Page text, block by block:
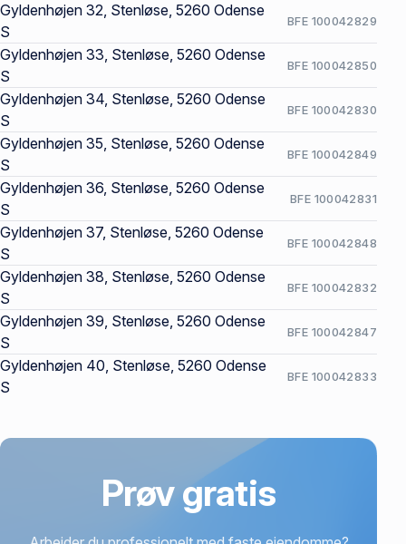
Gyldenhøjen 32, Stenløse, 5260 Odense
S
BFE 100042829
Gyldenhøjen 33, Stenløse, 5260 Odense
S
BFE 100042850
Gyldenhøjen 34, Stenløse, 5260 Odense
S
BFE 100042830
Gyldenhøjen 35, Stenløse, 5260 Odense
S
BFE 100042849
Gyldenhøjen 36, Stenløse, 5260 Odense
S
BFE 100042831
Gyldenhøjen 37, Stenløse, 5260 Odense
S
BFE 100042848
Gyldenhøjen 38, Stenløse, 5260 Odense
S
BFE 100042832
Gyldenhøjen 39, Stenløse, 5260 Odense
S
BFE 100042847
Gyldenhøjen 40, Stenløse, 5260 Odense
S
BFE 100042833
Prøv gratis